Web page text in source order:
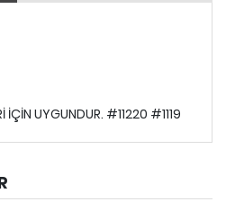
İÇİN UYGUNDUR. #11220 #1119